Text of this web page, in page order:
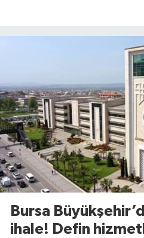
Bursa
ihale! Defin